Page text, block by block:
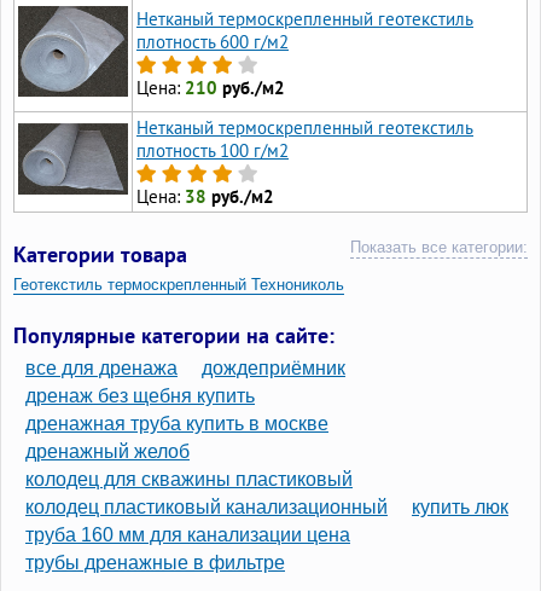
Нетканый термоскрепленный геотекстиль
плотность 600 г/м2
Цена: 210 руб./м2
Нетканый термоскрепленный геотекстиль
плотность 100 г/м2
Цена: 38 руб./м2
Категории товара Показать все категории:
Геотекстиль термоскрепленный Технониколь
300г м2
Популярные категории на сайте:
все для дренажа
дождеприёмник
дренаж без щебня купить
дренажная труба купить в москве
дренажный желоб
колодец для скважины пластиковый
колодец пластиковый канализационный
купить люк
труба 160 мм для канализации цена
трубы дренажные в фильтре